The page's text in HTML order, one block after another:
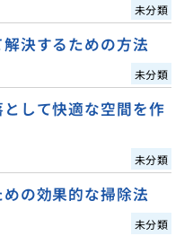
未分類
決するための方法
未分類
して快適な空間を作
未分類
の効果的な掃除法
未分類